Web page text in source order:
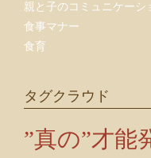
親と子のコミュニケーシ
食事マナー
食育
タグクラウド
”真の”才能